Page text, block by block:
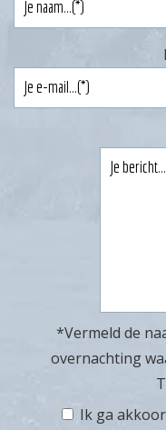
*Vermeld de
overnachting
Ik ga